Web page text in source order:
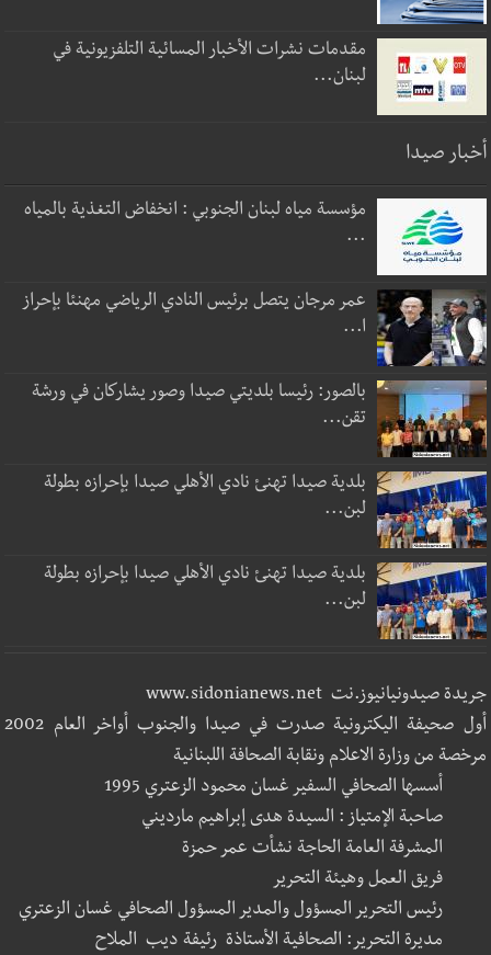
مقدمات نشرات الأخبار المسائية التلفزيونية في
لبنان...
أخبار صيدا
مؤسسة مياه لبنان الجنوبي : انخفاض التغذية بالمياه
...
عمر مرجان يتصل برئيس النادي الرياضي مهنئا بإحراز
ا...
بالصور: رئيسا بلديتي صيدا وصور يشاركان في ورشة
تقن...
بلدية صيدا تهنئ نادي الأهلي صيدا بإحرازه بطولة
لبن...
بلدية صيدا تهنئ نادي الأهلي صيدا بإحرازه بطولة
لبن...
جريدة صيدونيانيوز.نت www.sidonianews.net
أول صحيفة اليكترونية صدرت في صيدا والجنوب أواخر العام 2002
مرخصة من وزارة الاعلام ونقابة الصحافة اللبنانية
أسسها الصحافي السفير غسان محمود الزعتري 1995
صاحبة الإمتياز : السيدة هدى إبراهيم مارديني
المشرفة العامة الحاجة نشأت عمر حمزة
فريق العمل وهيئة التحرير
رئيس التحرير المسؤول والمدير المسؤول الصحافي غسان الزعتري
مديرة التحرير: الصحافية الأستاذة رئيفة ديب الملاح